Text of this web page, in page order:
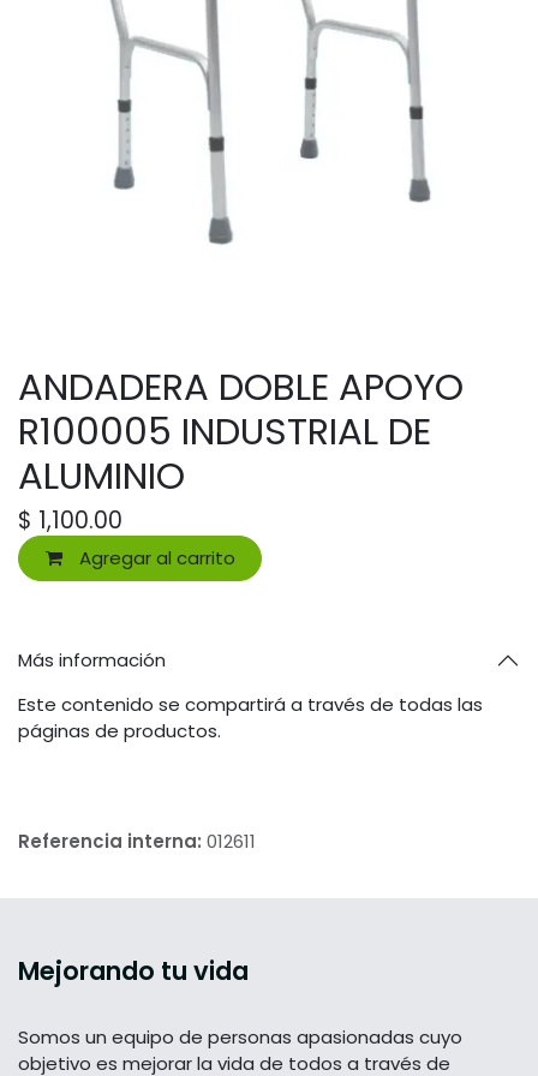
ANDADERA DOBLE APOYO
R100005 INDUSTRIAL DE
ALUMINIO
$ 1,100.00
Agregar al carrito
Más información
Este contenido se compartirá a través de todas las
páginas de productos.
Referencia interna: 012611
Mejorando tu vida
Somos un equipo de personas apasionadas cuyo
objetivo es mejorar la vida de todos a través de